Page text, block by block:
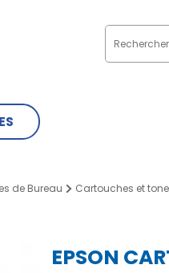
de Bureau Cartouches et
EPSON